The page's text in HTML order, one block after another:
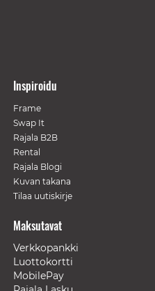
Inspiroidu
Frame
Swap It
Rajala B2B
Rental
Rajala Blogi
Kuvan takana
Tilaa uutiskirje
Maksutavat
Verkkopankki
Luottokortti
MobilePay